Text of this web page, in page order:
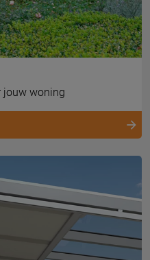
jouw woning